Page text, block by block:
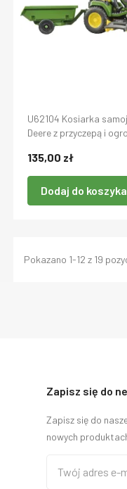
U62104 Kosiarka
Deere z przyczepą i
135,00 zł
Dodaj do koszyka
Pokazano 1-12 z 19
Zapisz się do
Zapisz się do
nowych